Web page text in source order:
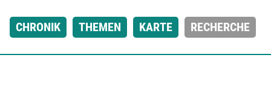
CHRONIK THEMEN KARTE RECHERCHE